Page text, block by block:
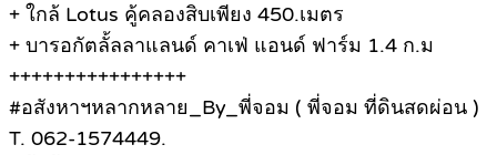
+ ใกล้ Lotus คู้คลองสิบเพียง 450.เมตร
+ บารอกัตลั้ลลาแลนด์ คาเฟ่ แอนด์ ฟาร์ม 1.4 ก.ม
++++++++++++++++
#อสังหาฯหลากหลาย_By_พี่จอม ( พี่จอม ที่ดินสดผ่อน )
T. 062-1574449.